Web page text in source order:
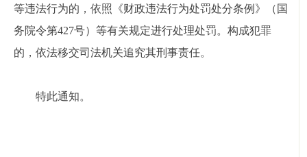
等违法行为的，依照《财政违法行为处罚处分条例》（国
务院令第427号）等有关规定进行处理处罚。构成犯罪
的，依法移交司法机关追究其刑事责任。
特此通知。